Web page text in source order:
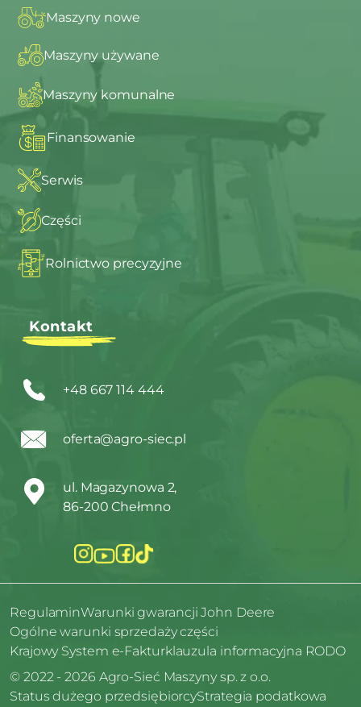
Maszyny nowe
Maszyny używane
Maszyny komunalne
Finansowanie
Serwis
Części
Rolnictwo precyzyjne
Kontakt
+48 667 114 444
oferta@agro-siec.pl
ul. Magazynowa 2,
86-200 Chełmno
RegulaminWarunki gwarancji John Deere
Ogólne warunki sprzedaży części
Krajowy System e-Fakturklauzula informacyjna RODO
© 2022 - 2026 Agro-Sieć Maszyny sp. z o.o.
Status dużego przedsiębiorcyStrategia podatkowa